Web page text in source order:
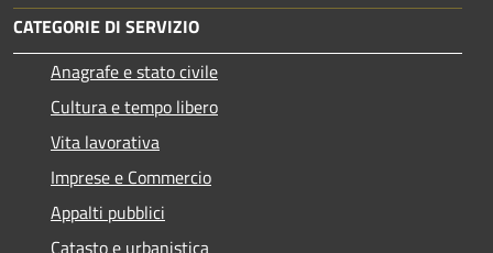
CATEGORIE DI SERVIZIO
Anagrafe e stato civile
Cultura e tempo libero
Vita lavorativa
Imprese e Commercio
Appalti pubblici